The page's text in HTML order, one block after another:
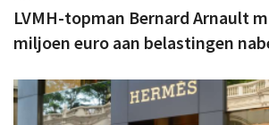
LVMH-topman Bernard Arnault
miljoen euro aan belastingen